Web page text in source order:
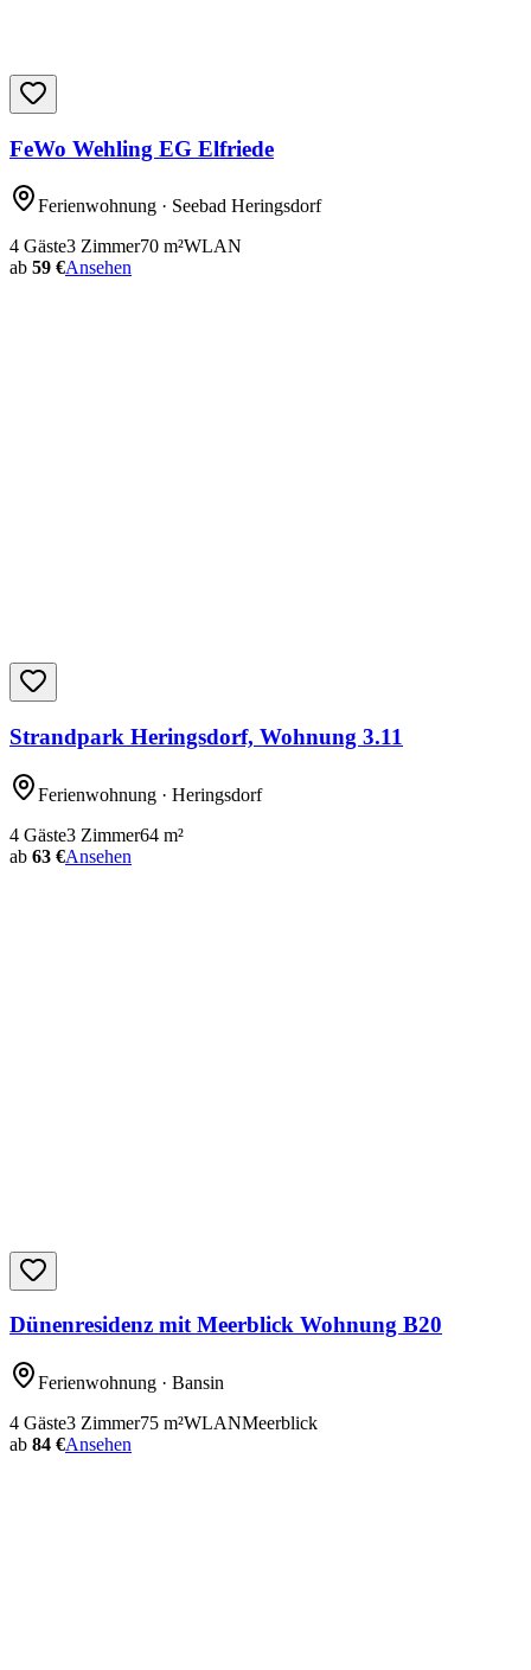
FeWo Wehling EG Elfriede
Ferienwohnung · Seebad Heringsdorf
4 Gäste3 Zimmer70 m²WLAN
ab 59 €Ansehen
Strandpark Heringsdorf, Wohnung 3.11
Ferienwohnung · Heringsdorf
4 Gäste3 Zimmer64 m²
ab 63 €Ansehen
Dünenresidenz mit Meerblick Wohnung B20
Ferienwohnung · Bansin
4 Gäste3 Zimmer75 m²WLANMeerblick
ab 84 €Ansehen